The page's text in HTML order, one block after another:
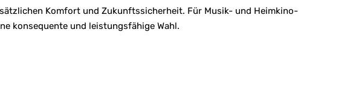
Komfort und Zukunftssicherheit. Für Musik- und Heimkino-
konsequente und leistungsfähige Wahl.